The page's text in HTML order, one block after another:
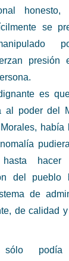
honesto,
se
presión
es
al poder del
había
hasta
del pueblo
de
de calidad
podía